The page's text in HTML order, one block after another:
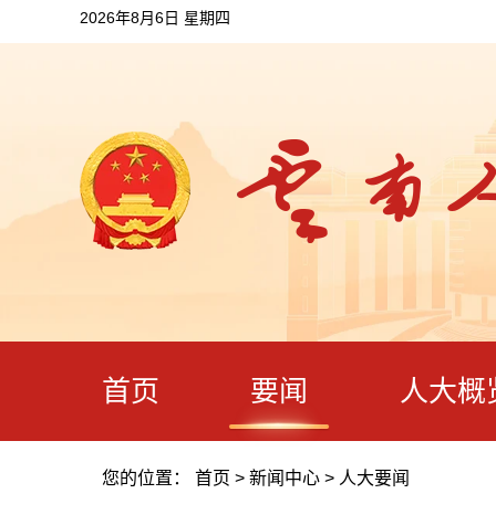
2026年8月6日 星期四
首页 要闻 人大概
您的位置： 首页 > 新闻中心 > 人大要闻